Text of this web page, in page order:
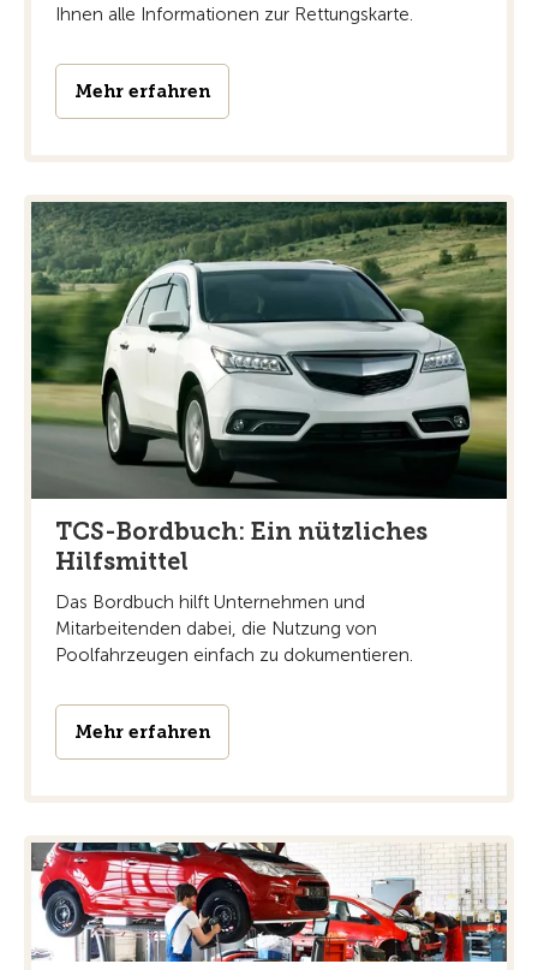
Ihnen alle Informationen zur Rettungskarte.
Mehr erfahren
TCS-Bordbuch: Ein nützliches
Hilfsmittel
Das Bordbuch hilft Unternehmen und
Mitarbeitenden dabei, die Nutzung von
Poolfahrzeugen einfach zu dokumentieren.
Mehr erfahren